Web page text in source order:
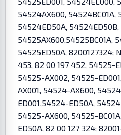
54524AX600, 54524BC01A,
54524ED50A, 54524ED50B,
54525AX600,54525BC01A,
54525ED50A, 8200127324;
453, 82 00 197 452, 54525-
54525-AX002, 54525-
AX001, 54524-AX600,
ED001,54524-ED50A,
54525-AX600, 54525-
ED50A, 82 00 127 324;